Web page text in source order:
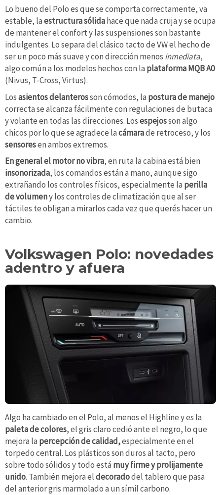
Lo bueno del Polo es que se comporta correctamente, va
estable, laestructura sólidahace que nada cruja y se ocupa
de mantener el confort y las suspensiones son bastante
indulgentes. Lo separa del clásico tacto de VW el hecho de
ser un poco más suave y con dirección menos inmediata,
algo común a los modelos hechos con la plataforma MQB A0
(Nivus, T-Cross, Virtus).
Losasientos delanterosson cómodos, la postura de manejo
correcta se alcanza fácilmente con regulaciones de butaca
y volante en todas las direcciones. Losespejosson algo
chicos por lo que se agradece lacámarade retroceso, y los
sensoresen ambos extremos.
En general el motor no vibra, en ruta la cabina está bien
insonorizada, los comandos están a mano, aunque sigo
extrañando los controles físicos, especialmente la perilla
de volumeny los controles de climatización que al ser
táctiles te obligan a mirarlos cada vez que querés hacer un
cambio.
Volkswagen Polo: novedades
adentro y afuera
Algo ha cambiado en el Polo, al menos el Highline y es la
paleta de colores, el gris claro cedió ante el negro, lo que
mejora la percepción de calidad,especialmente en el
torpedo central. Los plásticos son duros al tacto, pero
sobre todo sólidos y todo está muy firme y prolijamente
unido. También mejora eldecoradodel tablero que pasa
del anterior gris marmolado a un símil carbono.